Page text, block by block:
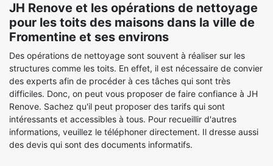
JH Renove et les opérations de nettoyage
pour les toits des maisons dans la ville de
Fromentine et ses environs
Des opérations de nettoyage sont souvent à réaliser sur les
structures comme les toits. En effet, il est nécessaire de convier
des experts afin de procéder à ces tâches qui sont très
difficiles. Donc, on peut vous proposer de faire confiance à JH
Renove. Sachez qu'il peut proposer des tarifs qui sont
intéressants et accessibles à tous. Pour recueillir d'autres
informations, veuillez le téléphoner directement. Il dresse aussi
des devis qui sont des documents informatifs.